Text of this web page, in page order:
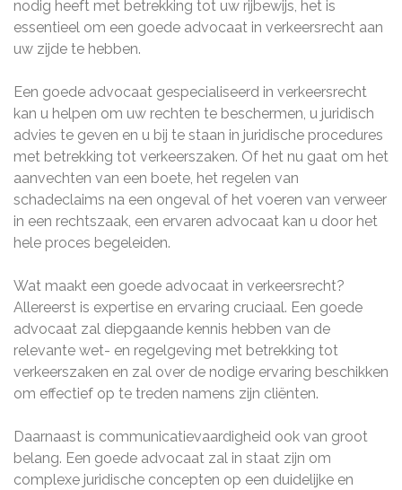
nodig heeft met betrekking tot uw rijbewijs, het is
essentieel om een goede advocaat in verkeersrecht aan
uw zijde te hebben.
Een goede advocaat gespecialiseerd in verkeersrecht
kan u helpen om uw rechten te beschermen, u juridisch
advies te geven en u bij te staan in juridische procedures
met betrekking tot verkeerszaken. Of het nu gaat om het
aanvechten van een boete, het regelen van
schadeclaims na een ongeval of het voeren van verweer
in een rechtszaak, een ervaren advocaat kan u door het
hele proces begeleiden.
Wat maakt een goede advocaat in verkeersrecht?
Allereerst is expertise en ervaring cruciaal. Een goede
advocaat zal diepgaande kennis hebben van de
relevante wet- en regelgeving met betrekking tot
verkeerszaken en zal over de nodige ervaring beschikken
om effectief op te treden namens zijn cliënten.
Daarnaast is communicatievaardigheid ook van groot
belang. Een goede advocaat zal in staat zijn om
complexe juridische concepten op een duidelijke en